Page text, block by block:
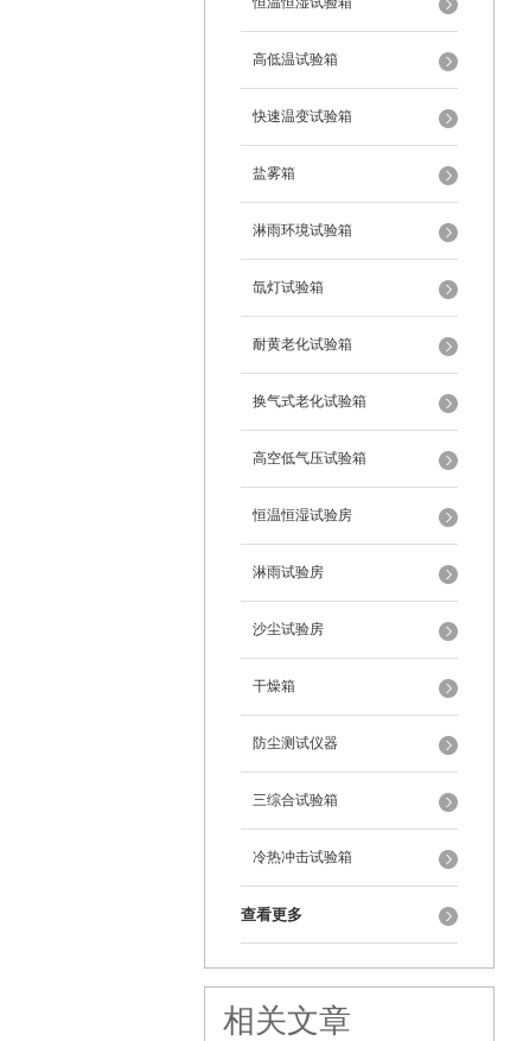
高低温试验箱
快速温变试验箱
盐雾箱
淋雨环境试验箱
氙灯试验箱
耐黄老化试验箱
换气式老化试验箱
高空低气压试验箱
恒温恒湿试验房
淋雨试验房
沙尘试验房
干燥箱
防尘测试仪器
三综合试验箱
冷热冲击试验箱
查看更多
相关文章